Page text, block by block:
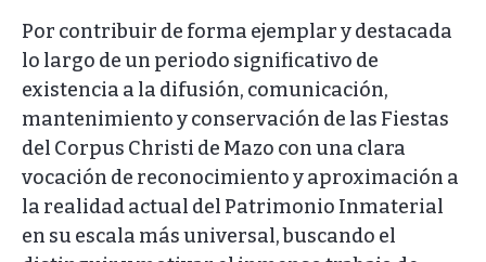
Por contribuir de forma ejemplar y destacada
lo largo de un periodo significativo de
existencia a la difusión, comunicación,
mantenimiento y conservación de las Fiestas
del Corpus Christi de Mazo con una clara
vocación de reconocimiento y aproximación a
la realidad actual del Patrimonio Inmaterial
en su escala más universal, buscando el